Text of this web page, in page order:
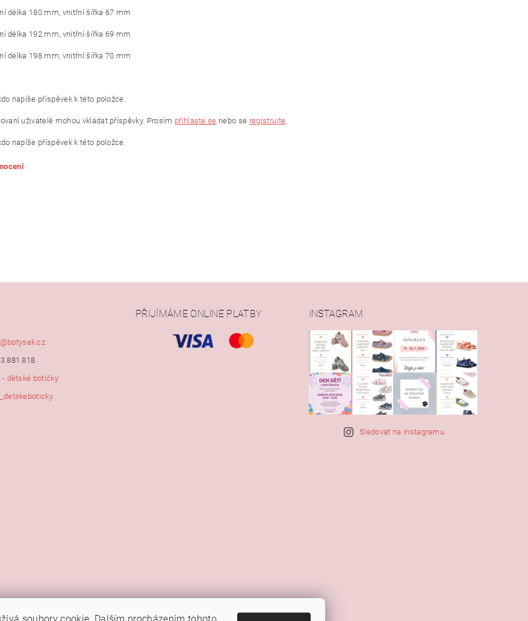
délka 180 mm, vnitřní šířka 67 mm
délka 192 mm, vnitřní šířka 69 mm
délka 198 mm, vnitřní šířka 70 mm
napíše příspěvek k této položce.
uživatelé mohou vkládat příspěvky. Prosím přihlaste se nebo se registrujte.
napíše příspěvek k této položce.
@botysek.cz
881 818
- dětské botičky
PŘIJÍMÁME ONLINE PLATBY INSTAGRAM
Sledovat na Instagramu